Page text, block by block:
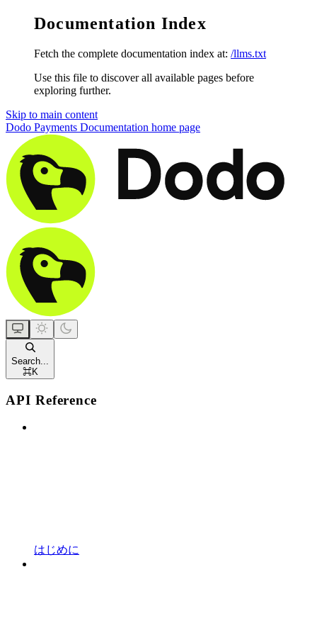
Documentation Index
Fetch the complete documentation index at: /llms.txt
Use this file to discover all available pages before
exploring further.
Skip to main content
Dodo Payments Documentation home page
Search...
⌘K
API Reference
はじめに